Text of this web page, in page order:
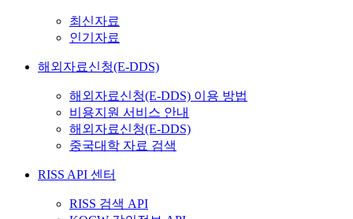
최신자료
인기자료
해외자료신청(E-DDS)
해외자료신청(E-DDS) 이용 방법
비용지원 서비스 안내
해외자료신청(E-DDS)
중국대학 자료 검색
RISS API 센터
RISS 검색 API